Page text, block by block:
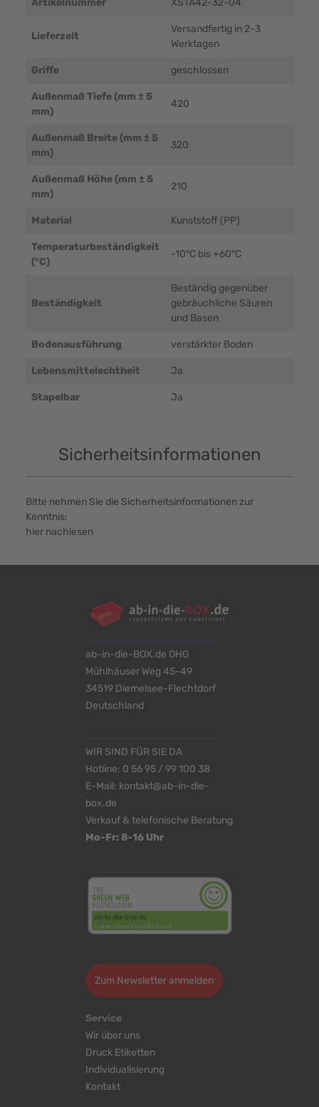
Lieferzeit
Versandfertig in 2-3
Werktagen
Griffe geschlossen
Außenmaß Tiefe (mm ± 5
mm)
420
Außenmaß Breite (mm ± 5
mm)
320
Außenmaß Höhe (mm ± 5
mm)
210
Material Kunststoff (PP)
Temperaturbeständigkeit
(°C)
-10°C bis +60°C
Beständigkeit
Beständig gegenüber
gebräuchliche Säuren
und Basen
Bodenausführung verstärkter Boden
Lebensmittelechtheit Ja
Stapelbar Ja
Sicherheitsinformationen
Bitte nehmen Sie die Sicherheitsinformationen zur
Kenntnis:
hier nachlesen
ab-in-die-BOX.de OHG
Mühlhäuser Weg 45-49
34519 Diemelsee-Flechtdorf
Deutschland
WIR SIND FÜR SIE DA
Hotline: 0 56 95 / 99 100 38
E-Mail: kontakt@ab-in-die-
box.de
Verkauf & telefonische Beratung
Mo-Fr: 8-16 Uhr
Zum Newsletter anmelden
Service
Wir über uns
Druck Etiketten
Individualisierung
Kontakt